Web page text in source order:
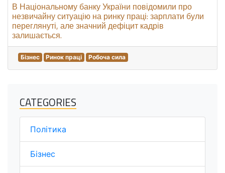
В Національному банку України повідомили про
незвичайну ситуацію на ринку праці: зарплати були
переглянуті, але значний дефіцит кадрів
залишається.
Бізнес Ринок праці Робоча сила
CATEGORIES
Політика
Бізнес